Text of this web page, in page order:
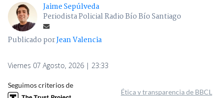
Jaime Sepúlveda
Periodista Policial Radio Bío Bío Santiago
Publicado porJean Valencia
Viernes 07 Agosto, 2026 | 23:33
Seguimos criterios de
Ética y transparencia de BBCL